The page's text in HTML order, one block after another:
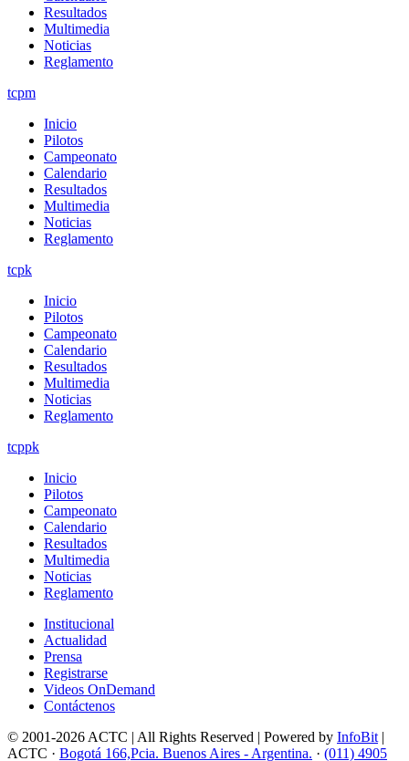
Resultados
Multimedia
Noticias
Reglamento
tcpm
Inicio
Pilotos
Campeonato
Calendario
Resultados
Multimedia
Noticias
Reglamento
tcpk
Inicio
Pilotos
Campeonato
Calendario
Resultados
Multimedia
Noticias
Reglamento
tcppk
Inicio
Pilotos
Campeonato
Calendario
Resultados
Multimedia
Noticias
Reglamento
Institucional
Actualidad
Prensa
Registrarse
Videos OnDemand
Contáctenos
© 2001-2026 ACTC | All Rights Reserved | Powered by InfoBit |
ACTC · Bogotá 166,Pcia. Buenos Aires - Argentina. · (011) 4905